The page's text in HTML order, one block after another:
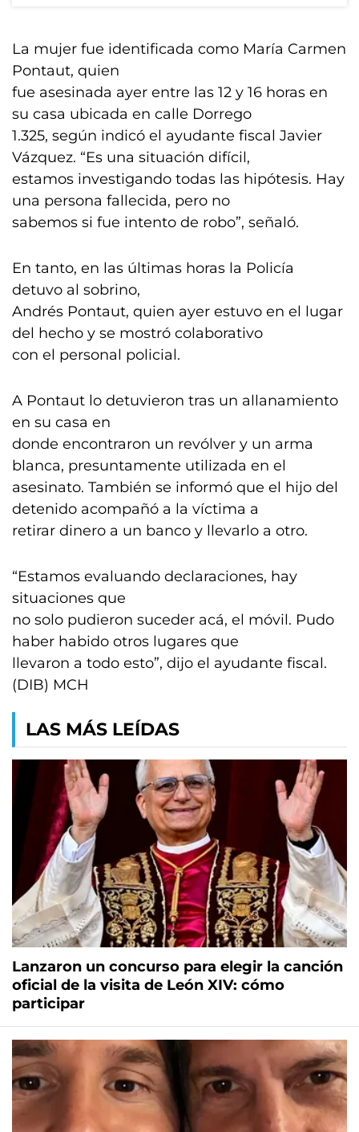
La mujer fue identificada como María Carmen
Pontaut, quien
fue asesinada ayer entre las 12 y 16 horas en
su casa ubicada en calle Dorrego
1.325, según indicó el ayudante fiscal Javier
Vázquez. “Es una situación difícil,
estamos investigando todas las hipótesis. Hay
una persona fallecida, pero no
sabemos si fue intento de robo”, señaló.
En tanto, en las últimas horas la Policía
detuvo al sobrino,
Andrés Pontaut, quien ayer estuvo en el lugar
del hecho y se mostró colaborativo
con el personal policial.
A Pontaut lo detuvieron tras un allanamiento
en su casa en
donde encontraron un revólver y un arma
blanca, presuntamente utilizada en el
asesinato. También se informó que el hijo del
detenido acompañó a la víctima a
retirar dinero a un banco y llevarlo a otro.
“Estamos evaluando declaraciones, hay
situaciones que
no solo pudieron suceder acá, el móvil. Pudo
haber habido otros lugares que
llevaron a todo esto”, dijo el ayudante fiscal.
(DIB) MCH
LAS MÁS LEÍDAS
Lanzaron un concurso para elegir la canción
oficial de la visita de León XIV: cómo
participar